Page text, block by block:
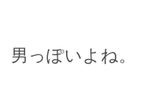
っぽいよね。